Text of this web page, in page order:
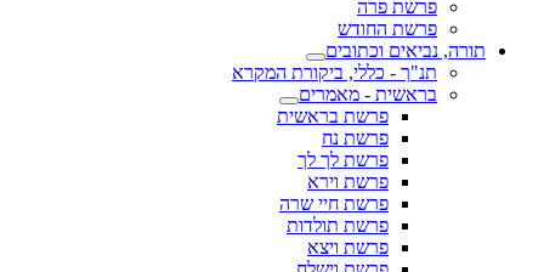
פרשת פרה
פרשת החודש
תורה, נביאים וכתובים
תנ"ך - כללי, ביקורת המקרא
בראשית - מאמרים
פרשת בראשית
פרשת נח
פרשת לך לך
פרשת וירא
פרשת חיי שרה
פרשת תולדות
פרשת ויצא